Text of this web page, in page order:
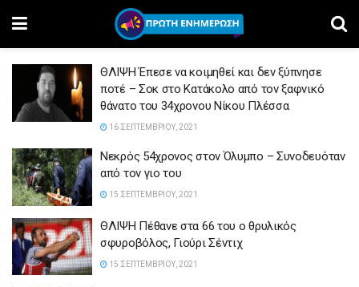
ΘΛΙΨΗ Έπεσε να κοιμηθεί και δεν ξύπνησε
ποτέ – Σοκ στο Κατάκολο από τον ξαφνικό
θάνατο του 34χρονου Νίκου Πλέσσα
16 ΣΕΠΤΕΜΒΡΊΟΥ, 2021
Νεκρός 54χρονος στον Όλυμπο – Συνοδευόταν
από τον γιο του
15 ΣΕΠΤΕΜΒΡΊΟΥ, 2021
ΘΛΙΨΗ Πέθανε στα 66 του ο θρυλικός
σφυροβόλος, Γιούρι Σέντιχ
15 ΣΕΠΤΕΜΒΡΊΟΥ, 2021